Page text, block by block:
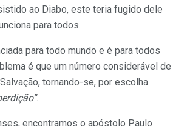
ao Diabo, este teria fugido dele
para todos.
para todo mundo e é para todos
é que um número considerável de
tornando-se, por escolha
.
encontramos o apóstolo Paulo